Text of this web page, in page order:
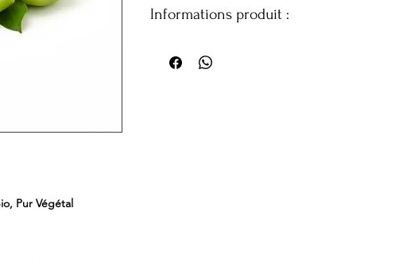
Pur Végétal
Informations produit :
Sodium palmate, sodium kernelate, aqua, parfum,